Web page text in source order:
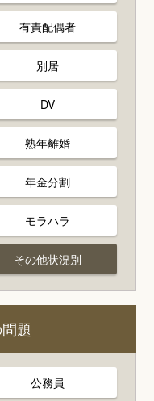
有責配偶者
別居
DV
熟年離婚
年金分割
モラハラ
その他状況別
題
公務員